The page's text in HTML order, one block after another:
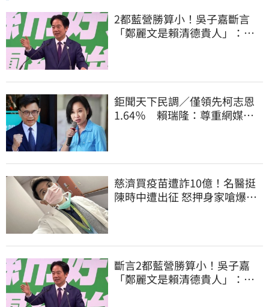
2都藍營勝算小！吳子嘉斷言
「鄭麗文是賴清德貴人」：保
鉅聞天下民調／僅領先柯志恩
1.64％ 賴瑞隆：尊重網媒特
慈濟買疫苗遭詐10億！名醫挺
陳時中遭出征 怒押身家嗆爆藍
斷言2都藍營勝算小！吳子嘉
「鄭麗文是賴清德貴人」：保